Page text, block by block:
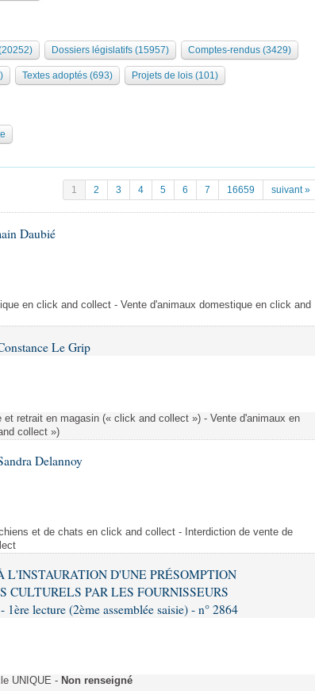
Dossiers législatifs (15957) Comptes-rendus (3429)
Textes adoptés (693) Projets de lois (101)
1 2 3 4 5 6 7 16659 suivant »
Daubié
en click and collect - Vente d'animaux domestique en click and
Le Grip
et retrait en magasin (« click and collect ») - Vente d'animaux en
collect »)
Delannoy
et de chats en click and collect - Interdiction de vente de
L'INSTAURATION D'UNE PRÉSOMPTION
CULTURELS PAR LES FOURNISSEURS
lecture (2ème assemblée saisie) - n° 2864
UNIQUE - Non renseigné